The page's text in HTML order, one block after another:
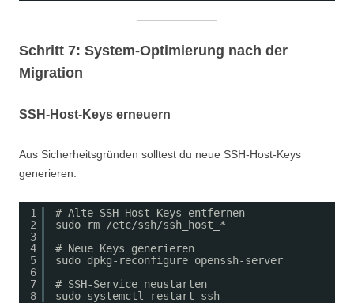
Schritt 7: System-Optimierung nach der
Migration
SSH-Host-Keys erneuern
Aus Sicherheitsgründen solltest du neue SSH-Host-Keys
generieren:
1
2
3
4
5
6
7
8
# Alte SSH-Host-Keys entfernen
sudo rm /etc/ssh/ssh_host_*
# Neue Keys generieren
sudo dpkg-reconfigure openssh-server
# SSH-Service neustarten
sudo systemctl restart ssh